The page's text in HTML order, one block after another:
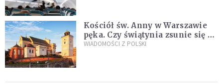
Kościół św. Anny w Warszawie
pęka. Czy świątynia zsunie się ze
skarpy?
WIADOMOŚCI Z POLSKI